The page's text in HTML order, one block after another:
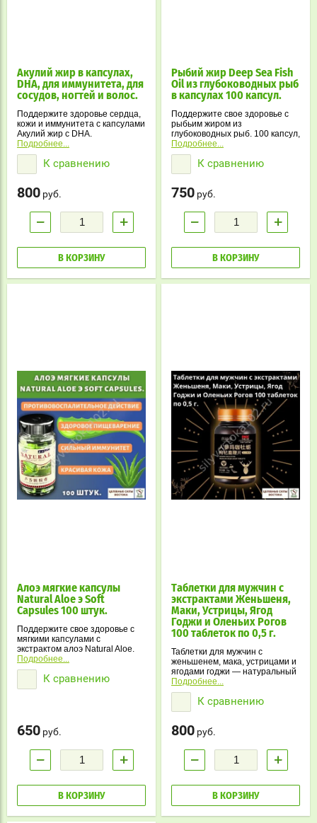
Акулий жир в капсулах,
DHA, для иммунитета, для
сосудов, ногтей и волос.
Поддержите здоровье сердца,
кожи и иммунитета с капсулами
Акулий жир с DHA.
Натуральный источник Омега-3
жирных кислот для вашего
организма!
Подробнее...
К сравнению
800 руб.
− +
В КОРЗИНУ
Рыбий жир Deep Sea Fish
Oil из глубоководных рыб
в капсулах 100 капсул.
Поддержите свое здоровье с
рыбьим жиром из
глубоководных рыб. 100 капсул,
богатых Омега-3, Омега-6,
Омега-9, и витаминами для
поддержания сердца, сосудов
и общего тонуса организма.
Подробнее...
К сравнению
750 руб.
− +
В КОРЗИНУ
Алоэ мягкие капсулы
Natural Aloе э Soft
Capsules 100 штук.
Поддержите свое здоровье с
мягкими капсулами с
экстрактом алоэ Natural Aloe.
Для улучшения пищеварения,
здоровья кожи и укрепления
иммунитета.
Подробнее...
К сравнению
650 руб.
− +
В КОРЗИНУ
Таблетки для мужчин с
экстрактами Женьшеня,
Маки, Устрицы, Ягод
Годжи и Оленьих Рогов
100 таблеток по 0,5 г.
Таблетки для мужчин с
женьшенем, мака, устрицами и
ягодами годжи — натуральный
комплекс для поддержки
мужского здоровья.
Подробнее...
К сравнению
800 руб.
− +
В КОРЗИНУ